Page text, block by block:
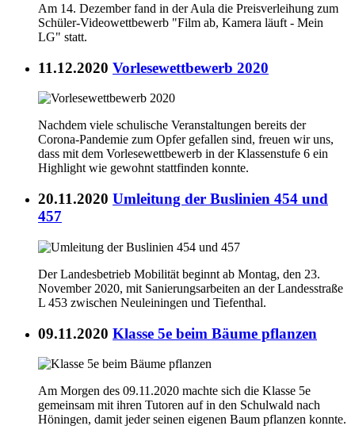
Am 14. Dezember fand in der Aula die Preisverleihung zum
Schüler-Videowettbewerb "Film ab, Kamera läuft - Mein
LG" statt.
11.12.2020 Vorlesewettbewerb 2020
Nachdem viele schulische Veranstaltungen bereits der
Corona-Pandemie zum Opfer gefallen sind, freuen wir uns,
dass mit dem Vorlesewettbewerb in der Klassenstufe 6 ein
Highlight wie gewohnt stattfinden konnte.
20.11.2020 Umleitung der Buslinien 454 und
457
Der Landesbetrieb Mobilität beginnt ab Montag, den 23.
November 2020, mit Sanierungsarbeiten an der Landesstraße
L 453 zwischen Neuleiningen und Tiefenthal.
09.11.2020 Klasse 5e beim Bäume pflanzen
Am Morgen des 09.11.2020 machte sich die Klasse 5e
gemeinsam mit ihren Tutoren auf in den Schulwald nach
Höningen, damit jeder seinen eigenen Baum pflanzen konnte.